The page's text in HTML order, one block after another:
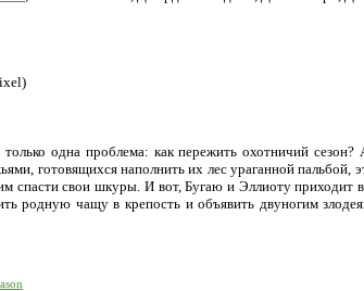
одна проблема: как пережить охотничий
готовящихся наполнить их лес ураганной пальбой,
спасти свои шкуры. И вот, Бугаю и Эллиоту приходит
родную чащу в крепость и объявить двуногим